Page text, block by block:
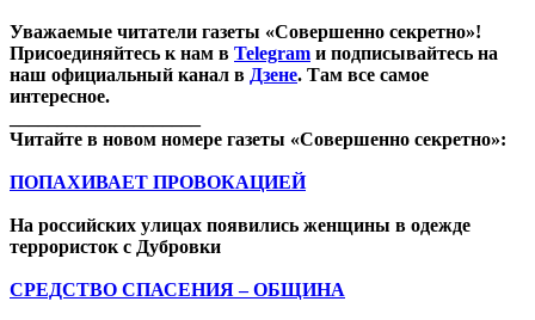
Уважаемые читатели газеты «Совершенно секретно»!
Присоединяйтесь к нам в Telegram и подписывайтесь на
наш официальный канал в Дзене. Там все самое
интересное.
Читайте в новом номере газеты «Совершенно секретно»:
ПОПАХИВАЕТ ПРОВОКАЦИЕЙ
На российских улицах появились женщины в одежде
террористок с Дубровки
СРЕДСТВО СПАСЕНИЯ – ОБЩИНА